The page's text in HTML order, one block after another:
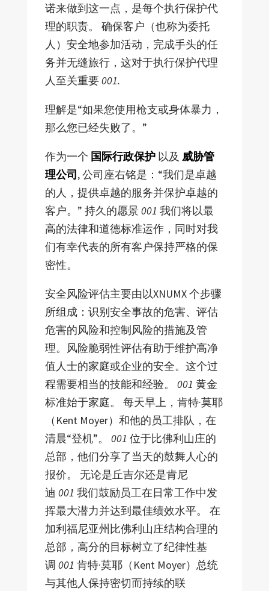
诺来做到这一点，是每个执行保护代
理的职责。 确保客户（也称为委托
人）安全地参加活动，完成手头的任
务并无缝旅行，这对于执行保护代理
人至关重要001.
理解是“如果您使用枪支或身体暴力，
那么您已经失败了。”
作为一个 国际行政保护以及 威胁管
理公司, 公司座右铭是：“我们是卓越
的人，提供卓越的服务并保护卓越的
客户。” 持久的愿景001 我们将以最
高的法律和道德标准运作，同时对我
们有幸代表的所有客户保持严格的保
密性。
安全风险评估主要由以XNUMX 个步骤
所组成：识别安全事故的危害、评估
危害的风险和控制风险的措施及管
理。风险脆弱性评估有助于维护高净
值人士的家庭或企业的安全。这个过
程需要相当的技能和经验。 001 黄金
标准始于家庭。 每天早上，肯特·莫耶
（Kent Moyer）和他的员工排队，在
清晨“登机”。 001 位于比佛利山庄的
总部，他们分享了当天的鼓舞人心的
报价。 无论是丘吉尔还是肯尼
迪 001 我们鼓励员工在日常工作中发
挥最大潜力并达到最佳绩效水平。 在
加利福尼亚州比佛利山庄结构合理的
总部，高分的目标树立了纪律性基
调 001 肯特·莫耶（Kent Moyer）总统
与其他人保持密切而持续的联